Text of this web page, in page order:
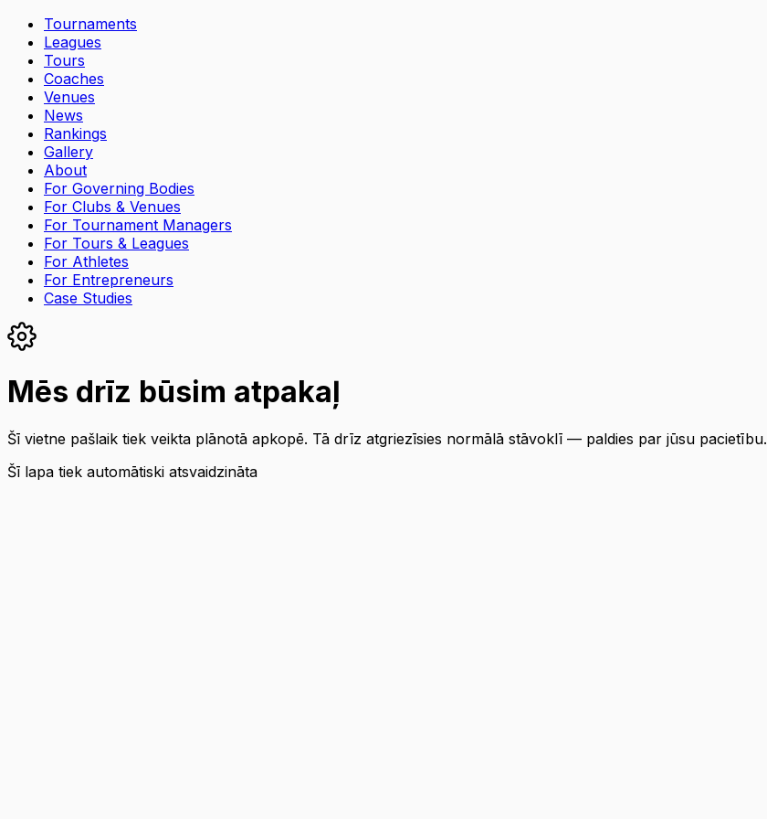
Tournaments
Leagues
Tours
Coaches
Venues
News
Rankings
Gallery
About
For Governing Bodies
For Clubs & Venues
For Tournament Managers
For Tours & Leagues
For Athletes
For Entrepreneurs
Case Studies
Mēs drīz būsim atpakaļ
Šī vietne pašlaik tiek veikta plānotā apkopē. Tā drīz atgriezīsies normālā stāvoklī — paldies par jūsu pacietību.
Šī lapa tiek automātiski atsvaidzināta